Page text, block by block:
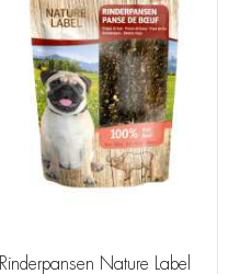
Rinderpansen Nature Label